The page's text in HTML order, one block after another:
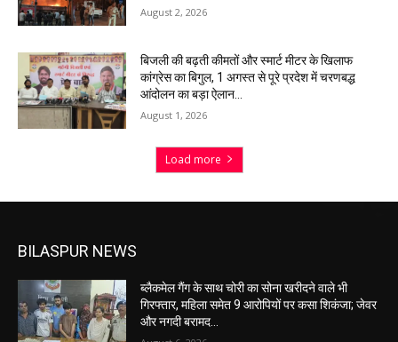
August 2, 2026
बिजली की बढ़ती कीमतों और स्मार्ट मीटर के खिलाफ
कांग्रेस का बिगुल, 1 अगस्त से पूरे प्रदेश में चरणबद्ध
आंदोलन का बड़ा ऐलान…
August 1, 2026
Load more
BILASPUR NEWS
ब्लैकमेल गैंग के साथ चोरी का सोना खरीदने वाले भी
गिरफ्तार, महिला समेत 9 आरोपियों पर कसा शिकंजा; जेवर
और नगदी बरामद…